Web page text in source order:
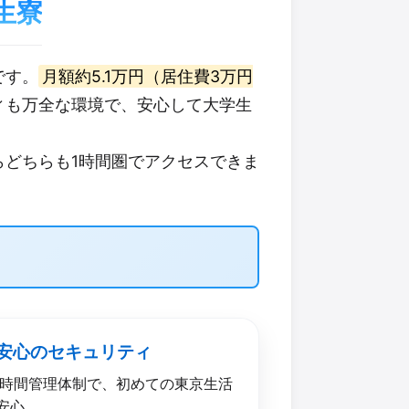
寮
。
月額約5.1万円（居住費3万円
万全な環境で、安心して大学生
ちらも1時間圏でアクセスできま
心の​セキュリティ
間管理体制で、初めての東京生活